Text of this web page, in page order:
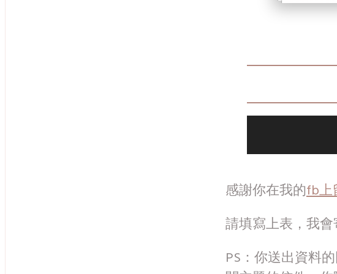
感謝你在我的fb上
請填寫上表，我
PS：你送出資料